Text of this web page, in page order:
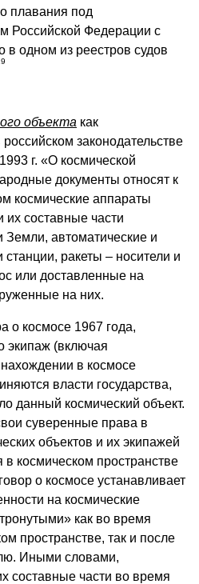
плавания под
Российской Федерации с
в одном из реестров судов
объекта как
законодательстве
г. «О космической
документы относят к
космические аппараты
их составные части
Земли, автоматические и
ракеты – носители и
или доставленные на
на них.
о космосе 1967 года,
экипаж (включая
в космосе
власти государства,
данный космический объект.
суверенные права в
объектов и их экипажей
космическом пространстве
о космосе устанавливает
на космические
как во время
пространстве, так и после
Иными словами,
составные части во время